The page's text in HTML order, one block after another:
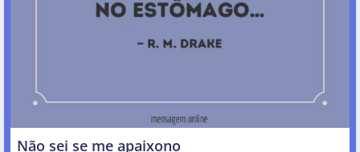
Não sei se me apaixono